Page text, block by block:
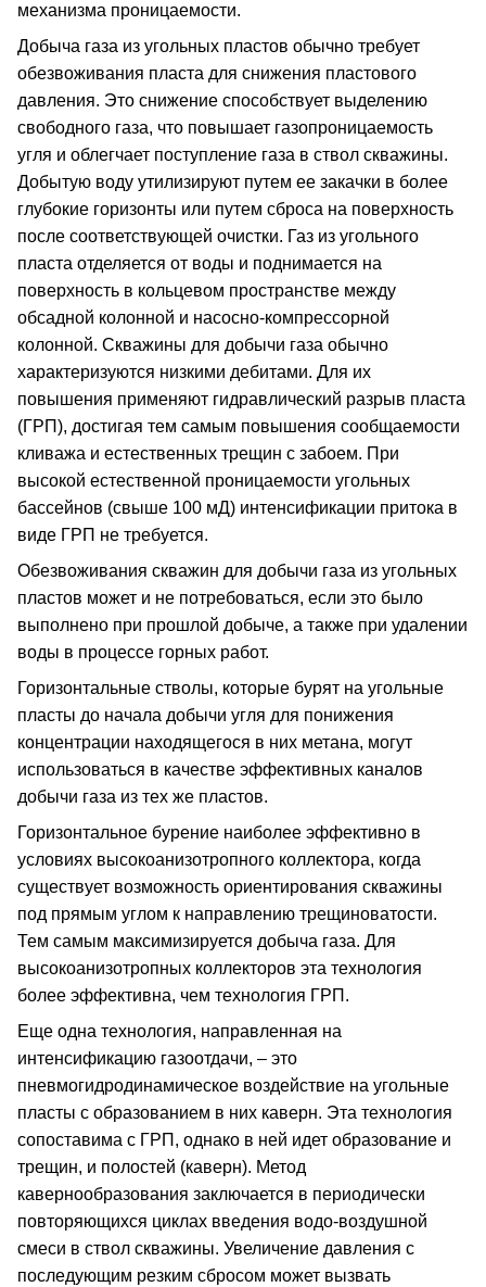
механизма проницаемости.
Добыча газа из угольных пластов обычно требует
обезвоживания пласта для снижения пластового
давления. Это снижение способствует выделению
свободного газа, что повышает газопроницаемость
угля и облегчает поступление газа в ствол скважины.
Добытую воду утилизируют путем ее закачки в более
глубокие горизонты или путем сброса на поверхность
после соответствующей очистки. Газ из угольного
пласта отделяется от воды и поднимается на
поверхность в кольцевом пространстве между
обсадной колонной и насосно-компрессорной
колонной. Скважины для добычи газа обычно
характеризуются низкими дебитами. Для их
повышения применяют гидравлический разрыв пласта
(ГРП), достигая тем самым повышения сообщаемости
кливажа и естественных трещин с забоем. При
высокой естественной проницаемости угольных
бассейнов (свыше 100 мД) интенсификации притока в
виде ГРП не требуется.
Обезвоживания скважин для добычи газа из угольных
пластов может и не потребоваться, если это было
выполнено при прошлой добыче, а также при удалении
воды в процессе горных работ.
Горизонтальные стволы, которые бурят на угольные
пласты до начала добычи угля для понижения
концентрации находящегося в них метана, могут
использоваться в качестве эффективных каналов
добычи газа из тех же пластов.
Горизонтальное бурение наиболее эффективно в
условиях высокоанизотропного коллектора, когда
существует возможность ориентирования скважины
под прямым углом к направлению трещиноватости.
Тем самым максимизируется добыча газа. Для
высокоанизотропных коллекторов эта технология
более эффективна, чем технология ГРП.
Еще одна технология, направленная на
интенсификацию газоотдачи, – это
пневмогидродинамическое воздействие на угольные
пласты с образованием в них каверн. Эта технология
сопоставима с ГРП, однако в ней идет образование и
трещин, и полостей (каверн). Метод
кавернообразования заключается в периодически
повторяющихся циклах введения водо-воздушной
смеси в ствол скважины. Увеличение давления с
последующим резким сбросом может вызвать